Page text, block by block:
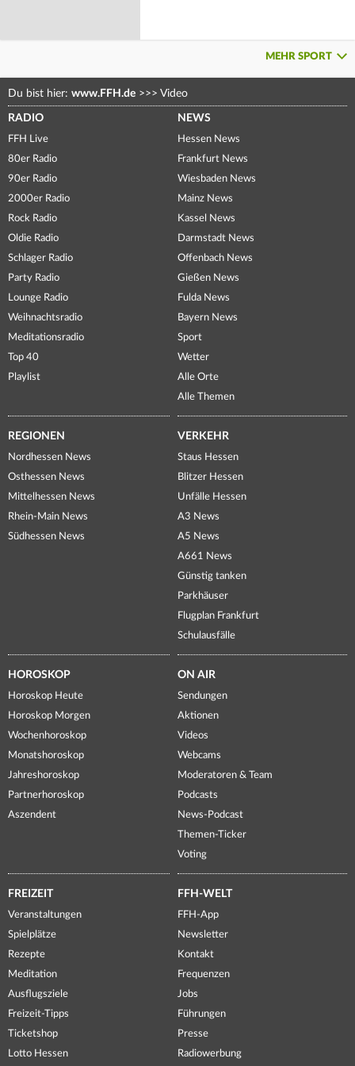
MEHR SPORT
Du bist hier: www.FFH.de >>> Video
RADIO
FFH Live
80er Radio
90er Radio
2000er Radio
Rock Radio
Oldie Radio
Schlager Radio
Party Radio
Lounge Radio
Weihnachtsradio
Meditationsradio
Top 40
Playlist
NEWS
Hessen News
Frankfurt News
Wiesbaden News
Mainz News
Kassel News
Darmstadt News
Offenbach News
Gießen News
Fulda News
Bayern News
Sport
Wetter
Alle Orte
Alle Themen
REGIONEN
Nordhessen News
Osthessen News
Mittelhessen News
Rhein-Main News
Südhessen News
VERKEHR
Staus Hessen
Blitzer Hessen
Unfälle Hessen
A3 News
A5 News
A661 News
Günstig tanken
Parkhäuser
Flugplan Frankfurt
Schulausfälle
HOROSKOP
Horoskop Heute
Horoskop Morgen
Wochenhoroskop
Monatshoroskop
Jahreshoroskop
Partnerhoroskop
Aszendent
ON AIR
Sendungen
Aktionen
Videos
Webcams
Moderatoren & Team
Podcasts
News-Podcast
Themen-Ticker
Voting
FREIZEIT
Veranstaltungen
Spielplätze
Rezepte
Meditation
Ausflugsziele
Freizeit-Tipps
Ticketshop
Lotto Hessen
FFH-WELT
FFH-App
Newsletter
Kontakt
Frequenzen
Jobs
Führungen
Presse
Radiowerbung